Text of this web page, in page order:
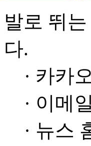
발로 뛰
다.
· 카카
· 이메
· 뉴스